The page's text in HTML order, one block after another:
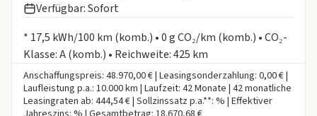
Verfügbar: Sofort
* 17,5 kWh/100 km (komb.) • 0 g CO₂/km (komb.) • CO₂-
Klasse: A (komb.) • Reichweite: 425 km
Anschaffungspreis: 48.970,00 € | Leasingsonderzahlung: 0,00 € |
Laufleistung p.a.: 10.000 km | Laufzeit: 42 Monate | 42 monatliche
Leasingraten ab: 444,54 € | Sollzinssatz p.a.**: % | Effektiver